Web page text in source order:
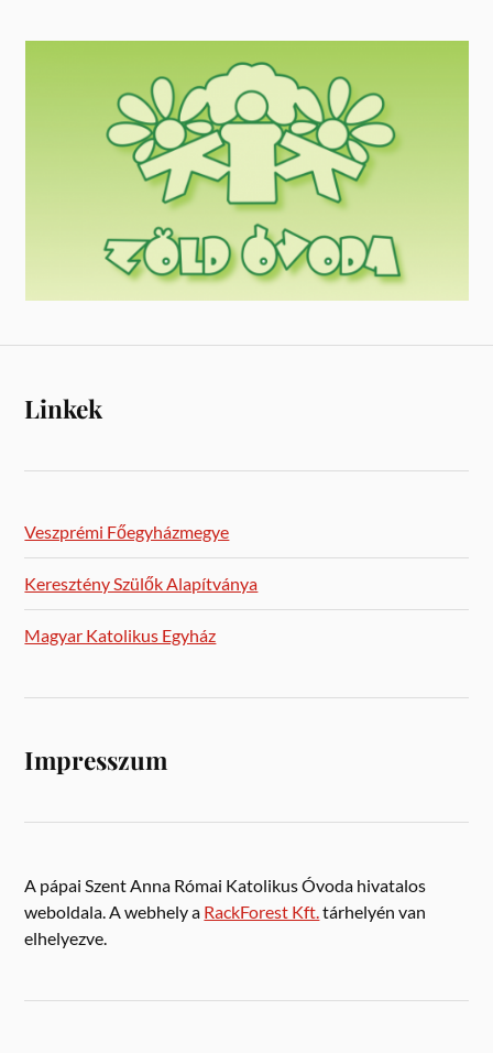
Linkek
Veszprémi Főegyházmegye
Keresztény Szülők Alapítványa
Magyar Katolikus Egyház
Impresszum
A pápai Szent Anna Római Katolikus Óvoda hivatalos
weboldala. A webhely a RackForest Kft. tárhelyén van
elhelyezve.